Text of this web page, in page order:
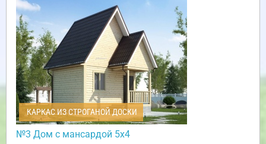
КАРКАС ИЗ СТРОГАНОЙ ДОСКИ
№3 Дом с мансардой 5х4